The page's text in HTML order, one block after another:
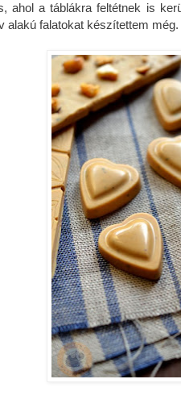
ahol a táblákra feltétnek is
alakú falatokat készítettem még.